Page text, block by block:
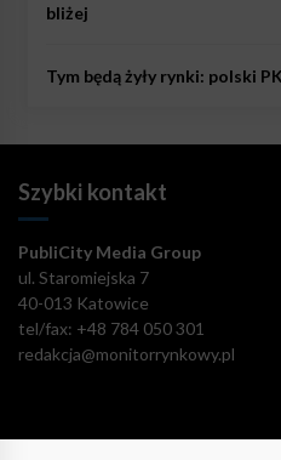
bliżej
Tym będą żyły rynki: polski
Szybki kontakt
PubliCity Media Group
ul. Staromiejska 7
40-013 Katowice
tel/fax: +48 784 050 301
redakcja@monitorrynkowy.pl